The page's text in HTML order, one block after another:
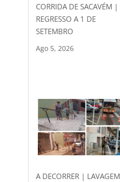
CORRIDA DE SACAVÉM |
REGRESSO A 1 DE
SETEMBRO
Ago 5, 2026
A DECORRER | LAVAGEM